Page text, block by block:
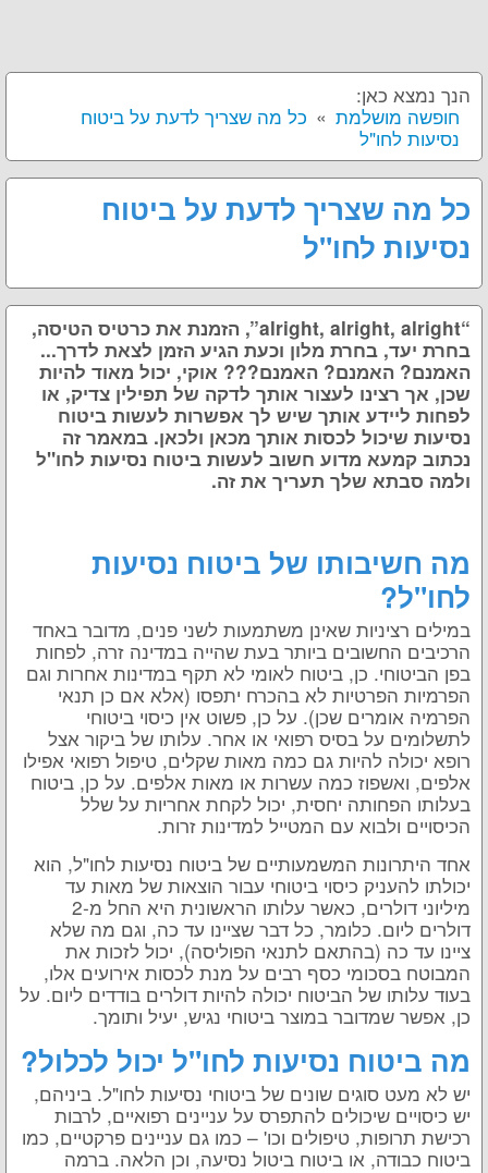
הנך נמצא כאן:
חופשה מושלמת
כל מה שצריך לדעת על ביטוח
נסיעות לחו"ל
כל מה שצריך לדעת על ביטוח
נסיעות לחו"ל
“alright, alright, alright”
, הזמנת את כרטיס הטיסה,
בחרת יעד, בחרת מלון וכעת הגיע הזמן לצאת לדרך...
האמנם? האמנם? האמנם??? אוקי, יכול מאוד להיות
שכן, אך רצינו לעצור אותך לדקה של תפילין צדיק, או
לפחות ליידע אותך שיש לך אפשרות לעשות ביטוח
נסיעות שיכול לכסות אותך מכאן ולכאן. במאמר זה
נכתוב קמעא מדוע חשוב לעשות ביטוח נסיעות לחו"ל
ולמה סבתא שלך תעריך את זה.
מה חשיבותו של ביטוח נסיעות
לחו"ל?
במילים רציניות שאינן משתמעות לשני פנים, מדובר באחד
הרכיבים החשובים ביותר בעת שהייה במדינה זרה, לפחות
בפן הביטוחי. כן, ביטוח לאומי לא תקף במדינות אחרות וגם
הפרמיות הפרטיות לא בהכרח יתפסו (אלא אם כן תנאי
הפרמיה אומרים שכן). על כן, פשוט אין כיסוי ביטוחי
לתשלומים על בסיס רפואי או אחר. עלותו של ביקור אצל
רופא יכולה להיות גם כמה מאות שקלים, טיפול רפואי אפילו
אלפים, ואשפוז כמה עשרות או מאות אלפים. על כן, ביטוח
בעלותו הפחותה יחסית, יכול לקחת אחריות על שלל
הכיסויים ולבוא עם המטייל למדינות זרות.
אחד היתרונות המשמעותיים של ביטוח נסיעות לחו"ל, הוא
יכולתו להעניק כיסוי ביטוחי עבור הוצאות של מאות עד
מיליוני דולרים, כאשר עלותו הראשונית היא החל מ-2
דולרים ליום. כלומר, כל דבר שציינו עד כה, וגם מה שלא
ציינו עד כה (בהתאם לתנאי הפוליסה), יכול לזכות את
המבוטח בסכומי כסף רבים על מנת לכסות אירועים אלו,
בעוד עלותו של הביטוח יכולה להיות דולרים בודדים ליום. על
כן, אפשר שמדובר במוצר ביטוחי נגיש, יעיל ותומך.
מה ביטוח נסיעות לחו"ל יכול לכלול?
יש לא מעט סוגים שונים של ביטוחי נסיעות לחו"ל. ביניהם,
יש כיסויים שיכולים להתפרס על עניינים רפואיים, לרבות
רכישת תרופות, טיפולים וכו' – כמו גם עניינים פרקטיים, כמו
ביטוח כבודה, או ביטוח ביטול נסיעה, וכן הלאה. ברמה